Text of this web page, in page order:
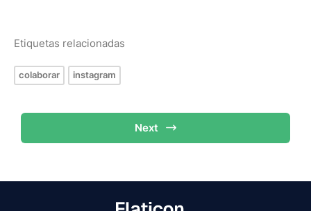
Etiquetas relacionadas
colaborar instagram
Next